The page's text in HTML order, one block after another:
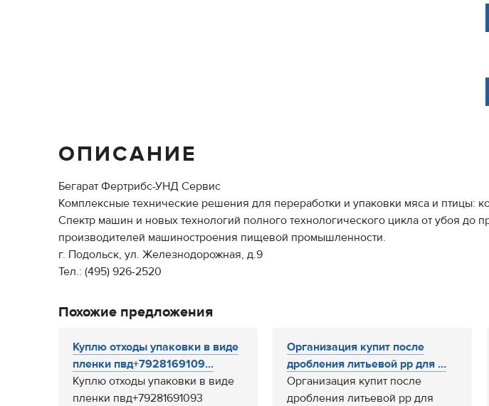
ОПИСАНИЕ
Бегарат Фертрибс-УНД Сервис
Комплексные технические решения для переработки и упаковки мяса и птицы:
Спектр машин и новых технологий полного технологического цикла от убоя до
производителей машиностроения пищевой промышленности.
г. Подольск, ул. Железнодорожная, д.9
Тел.: (495) 926-2520
Похожие предложения
Куплю отходы упаковки в виде
пленки пвд+7928169109...
Куплю отходы упаковки в виде
пленки пвд+79281691093
Организация купит после
дробления литьевой pp для ...
Организация купит после
дробления литьевой pp для